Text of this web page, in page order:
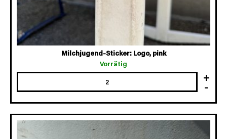
Milchjugend-Sticker: Logo, pink
Vorrätig